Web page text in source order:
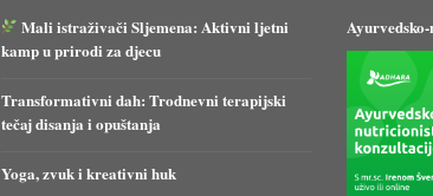
Mali istraživači Sljemena: Aktivni ljetni
kamp u prirodi za djecu
Transformativni dah: Trodnevni terapijski
tečaj disanja i opuštanja
Yoga, zvuk i kreativni huk